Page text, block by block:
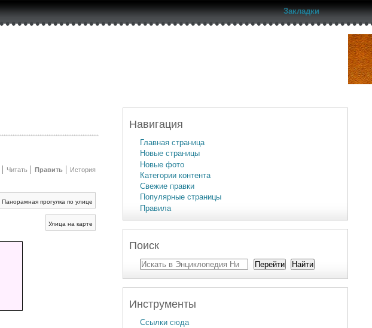
Закладки
Читать Править История
Панорамная прогулка по улице
Улица на карте
Навигация
Главная страница
Новые страницы
Новые фото
Категории контента
Свежие правки
Популярные страницы
Правила
Поиск
Инструменты
Ссылки сюда